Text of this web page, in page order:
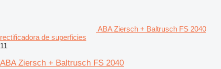
ABA Ziersch + Baltrusch FS 2040
rectificadora de superficies
11
ABA Ziersch + Baltrusch FS 2040